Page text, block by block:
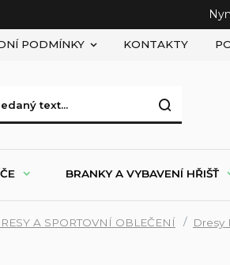
PODMÍNKY KONTAKTY
BRANKY A VYBAVENÍ HŘIŠŤ
A SPORTOVNÍ OBLEČENÍ Dresy